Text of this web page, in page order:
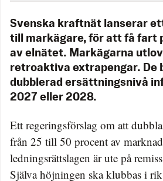
Svenska kraftnät lanserar
till markägare, för att få fart
av elnätet. Markägarna
retroaktiva extrapengar. De
dubblerad ersättningsnivå
2027 eller 2028.
Ett regeringsförslag om att
från 25 till 50 procent av
ledningsrättslagen är ute på
Själva höjningen ska klubbas i